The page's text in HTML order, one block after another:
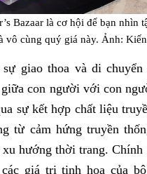
Bazaar là cơ hội để bạn nhìn
vô cùng quý giá này. Ảnh:
sự giao thoa và di chuyển
con người với con
sự kết hợp chất liệu
từ cảm hứng truyền
xu hướng thời trang.
giá trị tinh hoa của